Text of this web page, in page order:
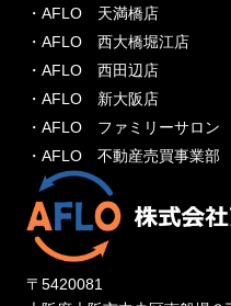
・AFLO 天満橋店
・AFLO 西大橋堀江店
・AFLO 西田辺店
・AFLO 新大阪店
・AFLO ファミリーサロン
・AFLO 不動産売買事業部
〒5420081